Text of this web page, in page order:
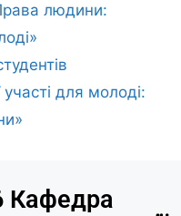
людини:
для молоді:
Кафедра